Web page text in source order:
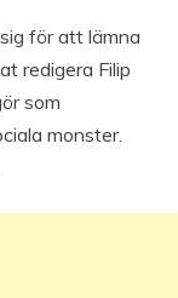
för att lämna
redigera Filip
som
monster.